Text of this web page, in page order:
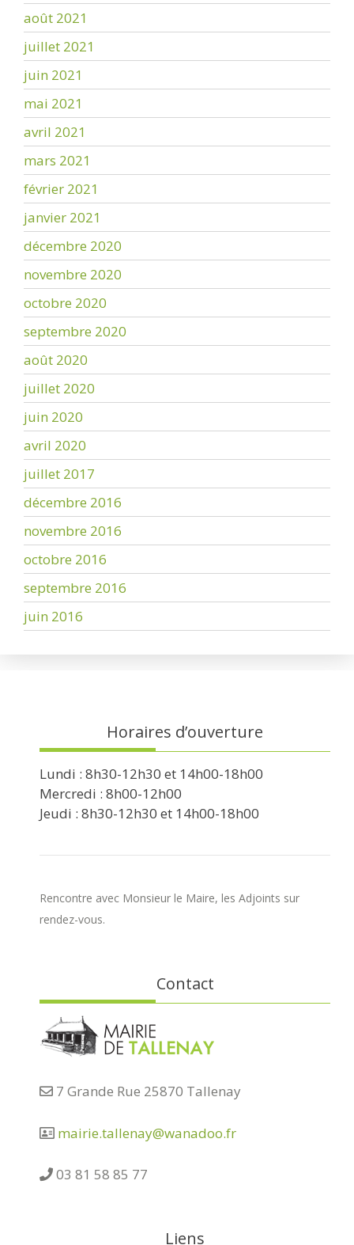
août 2021
juillet 2021
juin 2021
mai 2021
avril 2021
mars 2021
février 2021
janvier 2021
décembre 2020
novembre 2020
octobre 2020
septembre 2020
août 2020
juillet 2020
juin 2020
avril 2020
juillet 2017
décembre 2016
novembre 2016
octobre 2016
septembre 2016
juin 2016
Horaires d’ouverture
Lundi : 8h30-12h30 et 14h00-18h00
Mercredi : 8h00-12h00
Jeudi : 8h30-12h30 et 14h00-18h00
Rencontre avec Monsieur le Maire, les Adjoints sur
rendez-vous.
Contact
7 Grande Rue 25870 Tallenay
mairie.tallenay@wanadoo.fr
03 81 58 85 77
Liens